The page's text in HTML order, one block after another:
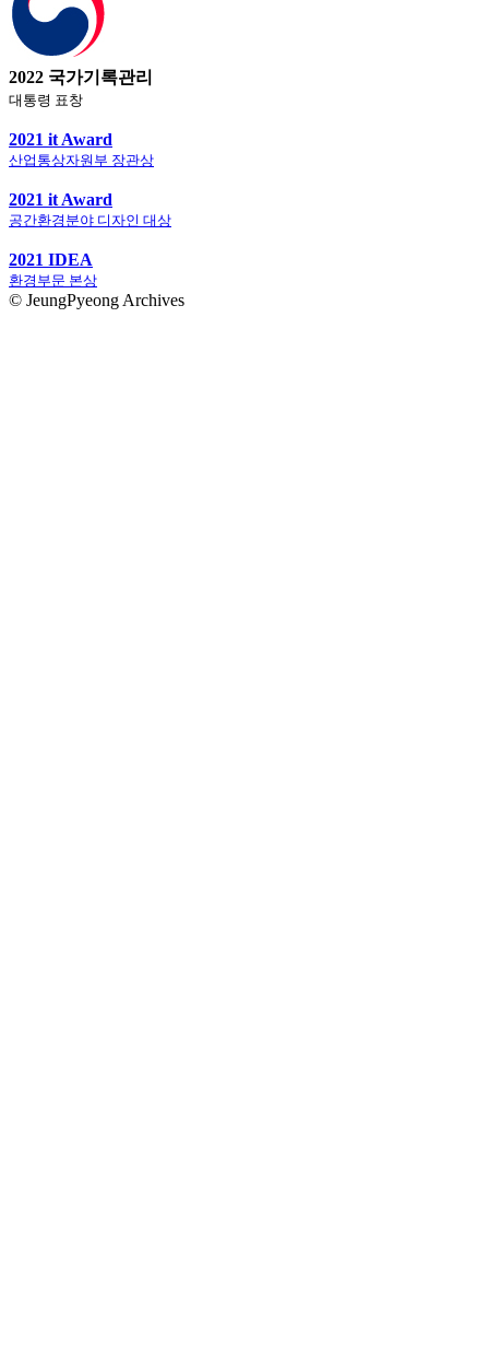
2022 국가기록관리
대통령 표창
2021 it Award
산업통상자원부 장관상
2021 it Award
공간환경분야 디자인 대상
2021 IDEA
환경부문 본상
© JeungPyeong Archives